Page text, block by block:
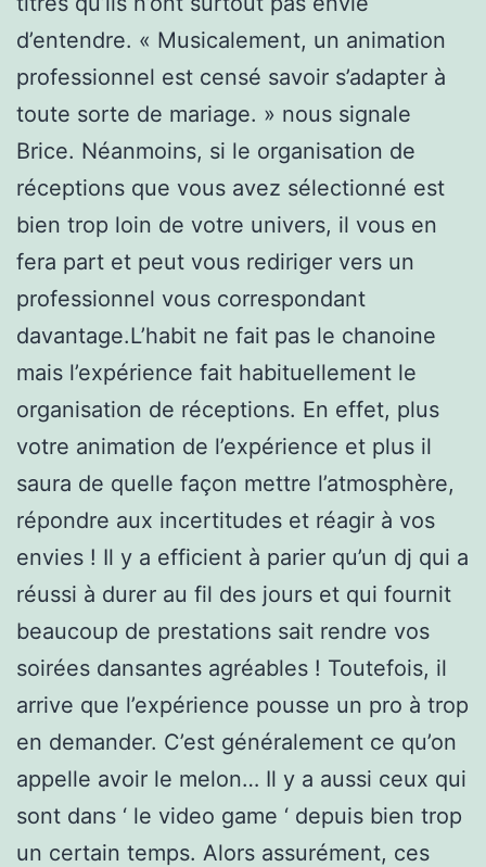
d’entendre. « Musicalement, un animation
professionnel est censé savoir s’adapter à
toute sorte de mariage. » nous signale
Brice. Néanmoins, si le organisation de
réceptions que vous avez sélectionné est
bien trop loin de votre univers, il vous en
fera part et peut vous rediriger vers un
professionnel vous correspondant
davantage.L’habit ne fait pas le chanoine
mais l’expérience fait habituellement le
organisation de réceptions. En effet, plus
votre animation de l’expérience et plus il
saura de quelle façon mettre l’atmosphère,
répondre aux incertitudes et réagir à vos
envies ! Il y a efficient à parier qu’un dj qui a
réussi à durer au fil des jours et qui fournit
beaucoup de prestations sait rendre vos
soirées dansantes agréables ! Toutefois, il
arrive que l’expérience pousse un pro à trop
en demander. C’est généralement ce qu’on
appelle avoir le melon… Il y a aussi ceux qui
sont dans ‘ le video game ‘ depuis bien trop
un certain temps. Alors assurément, ces